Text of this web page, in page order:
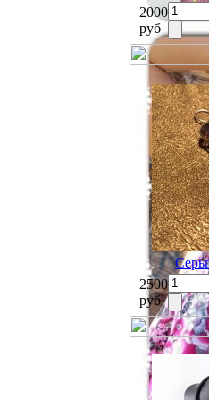
2000
руб
2500
руб